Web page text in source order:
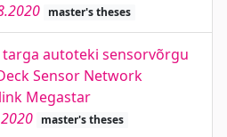
master's theses
autoteki sensorvõrgu
Sensor Network
Megastar
master's theses